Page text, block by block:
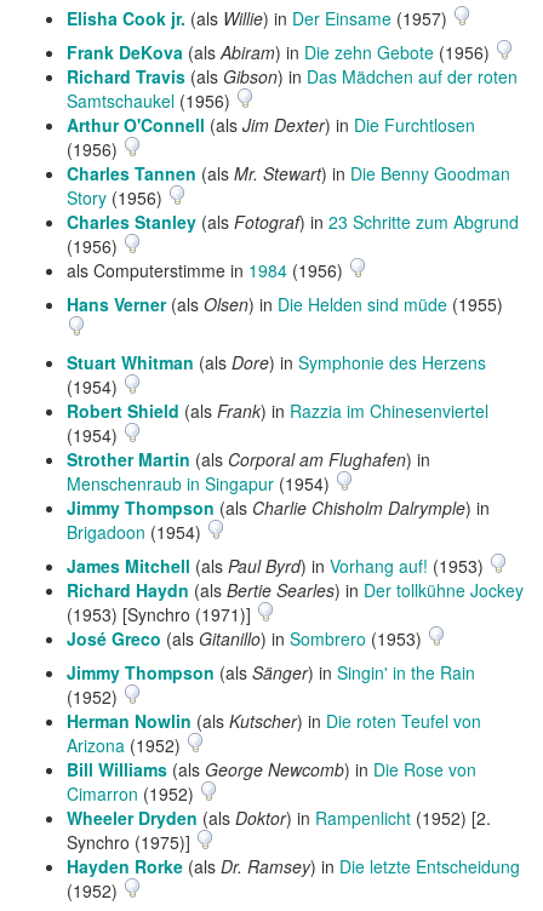
Elisha Cook jr. (als Willie) in Der Einsame (1957)
Frank DeKova (alsAbiram) in Die zehn Gebote (1956)
Richard Travis (als Gibson) in Das Mädchen auf der roten
Samtschaukel (1956)
Arthur O'Connell (als Jim Dexter) in Die Furchtlosen
(1956)
Charles Tannen (als Mr. Stewart) in Die Benny Goodman
Story (1956)
Charles Stanley (als Fotograf) in 23 Schritte zum Abgrund
(1956)
als Computerstimme in 1984 (1956)
Hans Verner(als Olsen) in Die Helden sind müde (1955)
Stuart Whitman (als Dore) in Symphonie des Herzens
(1954)
Robert Shield (als Frank) in Razzia im Chinesenviertel
(1954)
Strother Martin (als Corporal am Flughafen) in
Menschenraub in Singapur (1954)
Jimmy Thompson (als Charlie Chisholm Dalrymple) in
Brigadoon (1954)
James Mitchell (als Paul Byrd) in Vorhang auf! (1953)
Richard Haydn (als Bertie Searles) in Der tollkühne Jockey
(1953) [Synchro (1971)]
José Greco (als Gitanillo) in Sombrero (1953)
Jimmy Thompson (als Sänger) in Singin' in the Rain
(1952)
Herman Nowlin (als Kutscher) in Die roten Teufel von
Arizona (1952)
Bill Williams (als George Newcomb) in Die Rose von
Cimarron (1952)
Wheeler Dryden (als Doktor) in Rampenlicht (1952) [2.
Synchro (1975)]
Hayden Rorke (als Dr. Ramsey) in Die letzte Entscheidung
(1952)